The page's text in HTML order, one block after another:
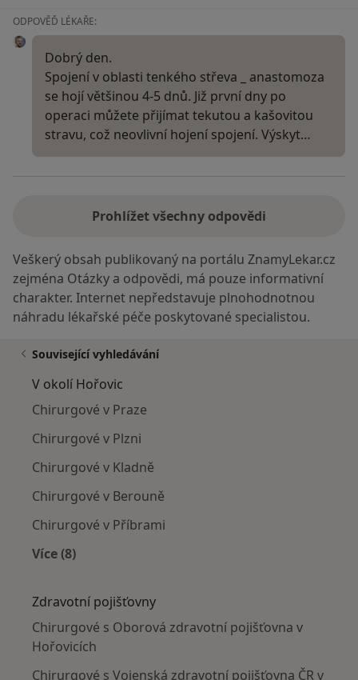
ODPOVĚĎ LÉKAŘE:
Dobrý den.
Spojení v oblasti tenkého střeva _ anastomoza
se hojí většinou 4-5 dnů. Již první dny po
operaci můžete přijímat tekutou a kašovitou
stravu, což neovlivní hojení spojení. Výskyt…
Prohlížet všechny odpovědi
Veškerý obsah publikovaný na portálu ZnamyLekar.cz
zejména Otázky a odpovědi, má pouze informativní
charakter. Internet nepředstavuje plnohodnotnou
náhradu lékařské péče poskytované specialistou.
Související vyhledávání
V okolí Hořovic
Chirurgové v Praze
Chirurgové v Plzni
Chirurgové v Kladně
Chirurgové v Berouně
Chirurgové v Příbrami
Více (8)
Zdravotní pojišťovny
Chirurgové s Oborová zdravotní pojišťovna v
Hořovicích
Chirurgové s Vojenská zdravotní pojišťovna ČR v